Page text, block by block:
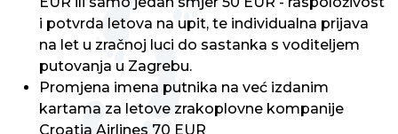
i potvrda letova na upit, te individualna prijava
na let u zračnoj luci do sastanka s voditeljem
putovanja u Zagrebu.
Promjena imena putnika na već izdanim
kartama za letove zrakoplovne kompanije
Croatia Airlines 70 EUR